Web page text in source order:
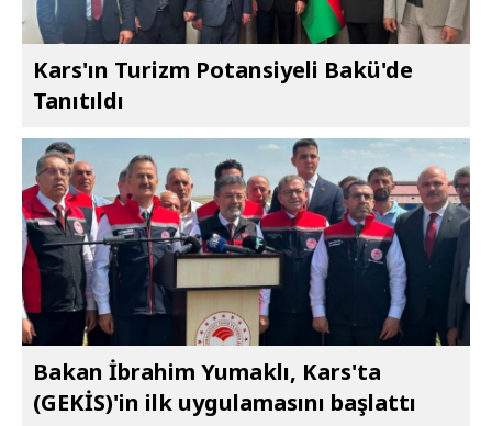
Kars'ın Turizm Potansiyeli Bakü'de
Tanıtıldı
Bakan İbrahim Yumaklı, Kars'ta
(GEKİS)'in ilk uygulamasını başlattı